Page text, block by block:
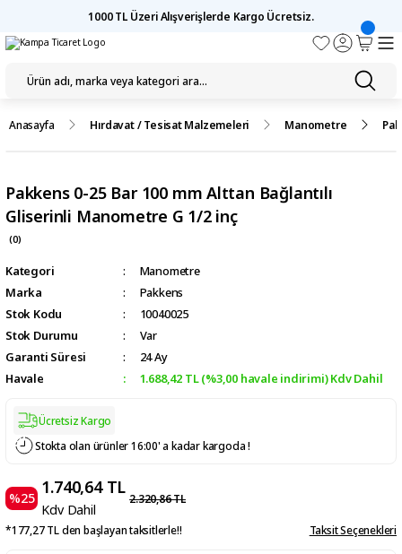
1000 TL Üzeri Alışverişlerde Kargo Ücretsiz.
Anasayfa Hırdavat / Tesisat Malzemeleri Manometre
Pakkens 0-25 Bar 100 mm Alttan Bağlantılı
Gliserinli Manometre G 1/2 inç
(0)
Kategori
Manometre
Marka
Pakkens
Stok Kodu
10040025
Stok Durumu
Var
Garanti Süresi
24 Ay
Havale
1.688,42 TL (%3,00 havale indirimi) Kdv Dahil
Ücretsiz Kargo
Stokta olan ürünler 16:00' a kadar kargoda !
%25
1.740,64 TL
Kdv Dahil
2.320,86 TL
*177,27 TL den başlayan taksitlerle!! Taksit Seçenekleri